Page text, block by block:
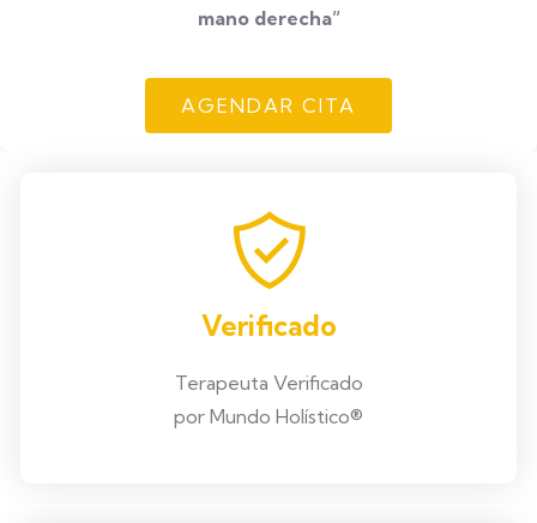
mano derecha”
AGENDAR CITA
Verificado
Terapeuta Verificado
por Mundo Holístico®